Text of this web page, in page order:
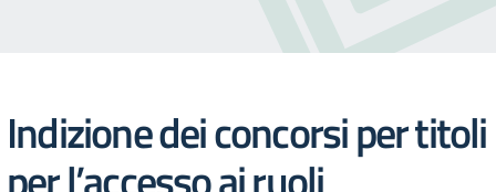
Indizione dei concorsi per titoli